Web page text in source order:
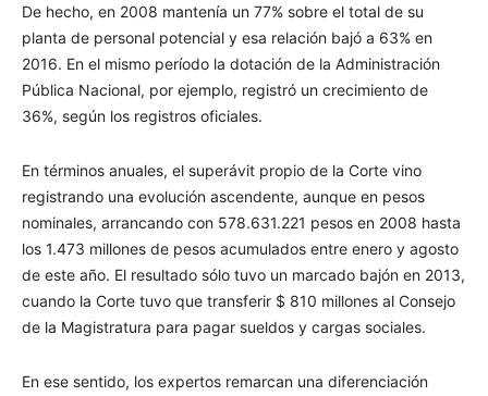
De hecho, en 2008 mantenía un 77% sobre el total de su
planta de personal potencial y esa relación bajó a 63% en
2016. En el mismo período la dotación de la Administración
Pública Nacional, por ejemplo, registró un crecimiento de
36%, según los registros oficiales.
En términos anuales, el superávit propio de la Corte vino
registrando una evolución ascendente, aunque en pesos
nominales, arrancando con 578.631.221 pesos en 2008 hasta
los 1.473 millones de pesos acumulados entre enero y agosto
de este año. El resultado sólo tuvo un marcado bajón en 2013,
cuando la Corte tuvo que transferir $ 810 millones al Consejo
de la Magistratura para pagar sueldos y cargas sociales.
En ese sentido, los expertos remarcan una diferenciación